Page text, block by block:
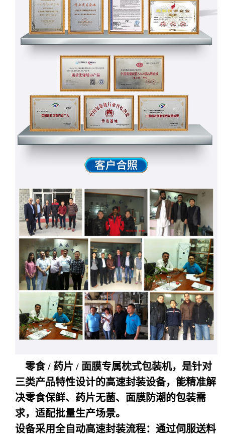
零食 / 药片 / 面膜专属枕式包装机，是针对
三类产品特性设计的高速封装设备，能精准解
决零食保鲜、药片无菌、面膜防潮的包装需
求，适配批量生产场景。
设备采用全自动高速封装流程：通过伺服送料